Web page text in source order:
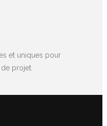
et uniques pour
projet.